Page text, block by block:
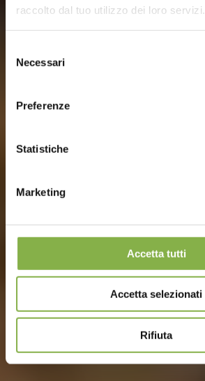
raccolto dal tuo utilizzo dei loro servizi.
delNecessari
Preferenze
Statistiche
Marketing
Accetta tutti
Accetta selezionati
Rifiuta